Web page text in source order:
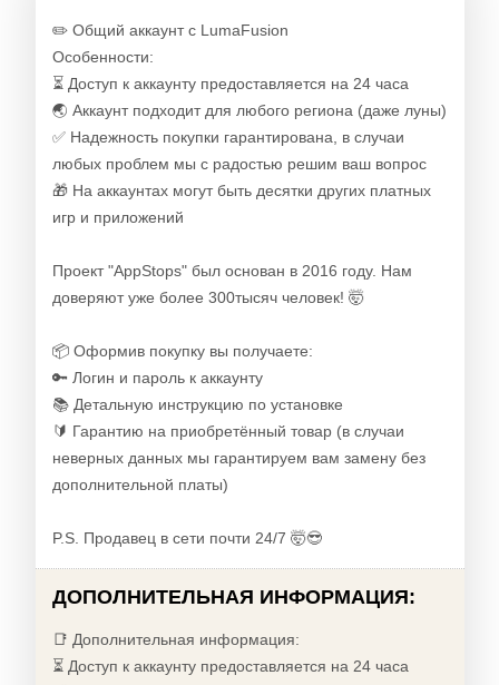
✏️ Общий аккаунт с LumaFusion
Особенности:
⏳ Доступ к аккаунту предоставляется на 24 часа
🌏 Аккаунт подходит для любого региона (даже луны)
✅ Надежность покупки гарантирована, в случаи
любых проблем мы с радостью решим ваш вопрос
🎁 На аккаунтах могут быть десятки других платных
игр и приложений
Проект "AppStops" был основан в 2016 году. Нам
доверяют уже более 300тысяч человек! 🤯
📦 Оформив покупку вы получаете:
🔑 Логин и пароль к аккаунту
📚 Детальную инструкцию по установке
🔰 Гарантию на приобретённый товар (в случаи
неверных данных мы гарантируем вам замену без
дополнительной платы)
P.S. Продавец в сети почти 24/7 🤯😎
ДОПОЛНИТЕЛЬНАЯ ИНФОРМАЦИЯ:
📑 Дополнительная информация:
⏳ Доступ к аккаунту предоставляется на 24 часа